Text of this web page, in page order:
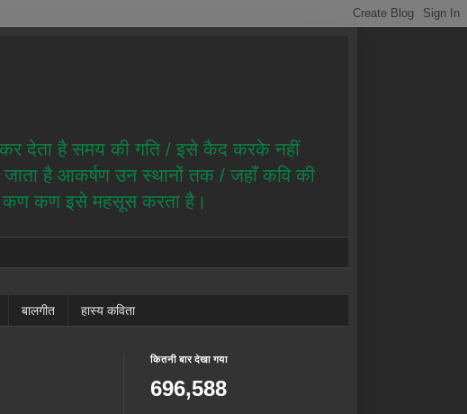
कर देता है समय की गति / इसे कैद करके नहीं
जाता है आकर्षण उन स्थानों तक / जहाँ कवि की
कण कण इसे महसूस करता है।
बालगीत हास्य कविता
कितनी बार देखा गया
696,588